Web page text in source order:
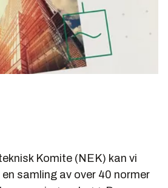
Komite (NEK) kan vi
samling av over 40 normer